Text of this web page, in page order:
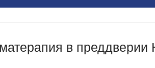
в преддверии